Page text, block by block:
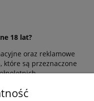
18 lat?
oraz reklamowe
które są przeznaczone
ofertami